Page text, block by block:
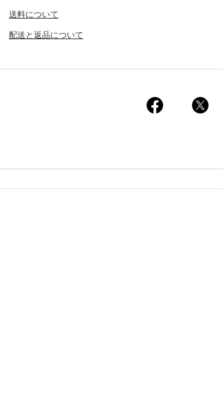
送料について
配送と返品について